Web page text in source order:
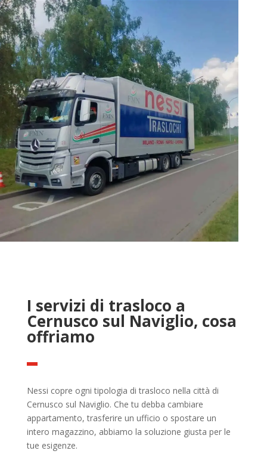
I servizi di trasloco a
Cernusco sul Naviglio, cosa
offriamo
Nessi copre ogni tipologia di trasloco nella città di
Cernusco sul Naviglio. Che tu debba cambiare
appartamento, trasferire un ufficio o spostare un
intero magazzino, abbiamo la soluzione giusta per le
tue esigenze.